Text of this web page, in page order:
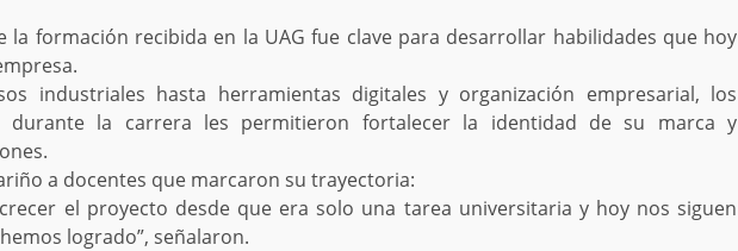
la formación recibida en la UAG fue clave para desarrollar habilidades que hoy
industriales hasta herramientas digitales y organización empresarial, los
durante la carrera les permitieron fortalecer la identidad de su marca y
a docentes que marcaron su trayectoria:
el proyecto desde que era solo una tarea universitaria y hoy nos siguen
logrado”, señalaron.